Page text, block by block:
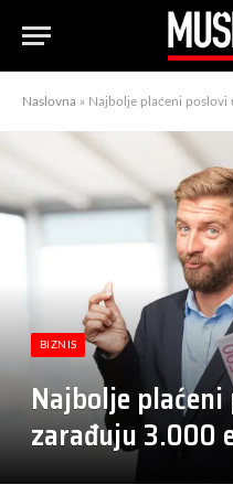
Naslovna » Najbolje plaćeni poslovi
BIZNIS
Najbolje
zarađuju 3.000